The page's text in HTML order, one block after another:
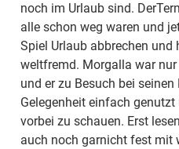
noch im Urlaub sind.
alle schon weg waren und
Spiel Urlaub abbrechen
weltfremd. Morgalla war
und er zu Besuch bei
Gelegenheit einfach
vorbei zu schauen. Erst
auch noch garnicht fest mit